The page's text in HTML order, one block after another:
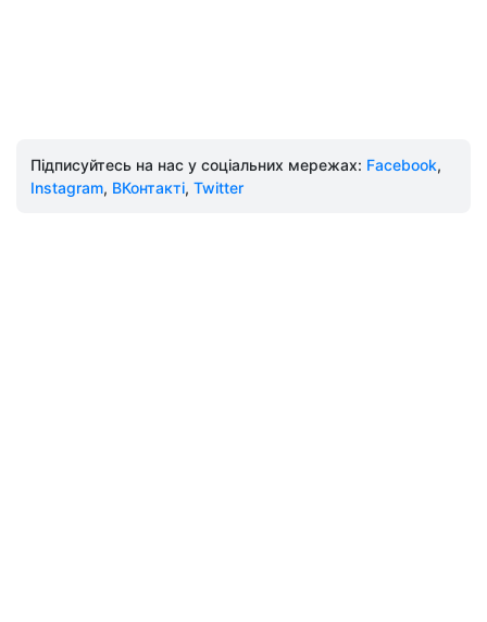
Підписуйтесь на нас у соціальних мережах: Facebook,
Instagram, ВКонтакті, Twitter